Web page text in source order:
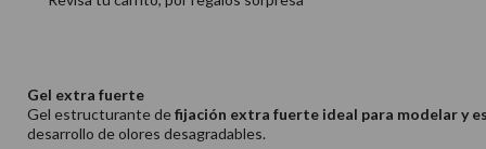
Gel extra fuerte
Gel estructurante defijación extra fuerte ideal para modelar y
desarrollo de olores desagradables.